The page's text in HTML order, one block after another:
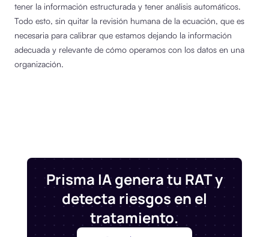
tener la información estructurada y tener análisis automáticos.
Todo esto, sin quitar la revisión humana de la ecuación, que es
necesaria para calibrar que estamos dejando la información
adecuada y relevante de cómo operamos con los datos en una
organización.
Prisma IA genera tu RAT y
detecta riesgos en el
tratamiento.